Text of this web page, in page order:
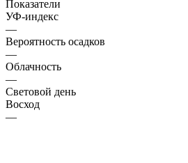
Показатели
УФ-индекс
—
Вероятность осадков
—
Облачность
—
Световой день
Восход
—